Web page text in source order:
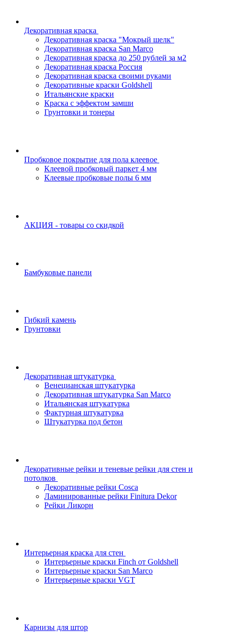
Декоративная краска
Декоративная краска "Мокрый шелк"
Декоративная краска San Marco
Декоративная краска до 250 рублей за м2
Декоративная краска Россия
Декоративная краска своими руками
Декоративные краски Goldshell
Итальянские краски
Краска с эффектом замши
Грунтовки и тонеры
Пробковое покрытие для пола клеевое
Клеевой пробковый паркет 4 мм
Клеевые пробковые полы 6 мм
АКЦИЯ - товары со скидкой
Бамбуковые панели
Гибкий камень
Грунтовки
Декоративная штукатурка
Венецианская штукатурка
Декоративная штукатурка San Marco
Итальянская штукатурка
Фактурная штукатурка
Штукатурка под бетон
Декоративные рейки и теневые рейки для стен и
потолков
Декоративные рейки Cosca
Ламинированные рейки Finitura Dekor
Рейки Ликорн
Интерьерная краска для стен
Интерьерные краски Finch от Goldshell
Интерьерные краски San Marco
Интерьерные краски VGT
Карнизы для штор